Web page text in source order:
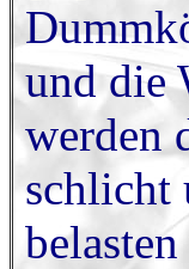
und die
werden
schlicht